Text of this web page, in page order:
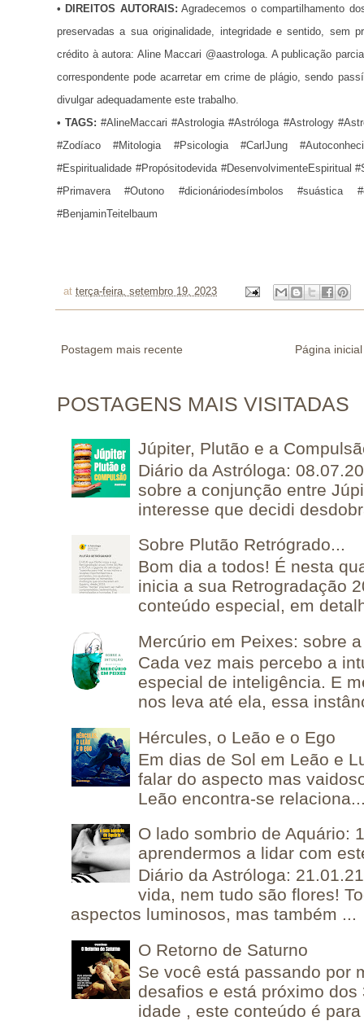
• DIREITOS AUTORAIS: Agradecemos o compartilhamento
preservadas a sua originalidade, integridade e sentido, sem
crédito à autora: Aline Maccari @aastrologa. A publicação
correspondente pode acarretar em crime de plágio, sendo
divulgar adequadamente este trabalho.
•TAGS: #AlineMaccari #Astrologia #Astróloga #Astrology
#Zodíaco #Mitologia #Psicologia #CarlJung
#Espiritualidade #Propósitodevida #DesenvolvimenteEspiritual
#Primavera #Outono #dicionáriodesímbolos #suástica
#BenjaminTeitelbaum
at terça-feira, setembro 19, 2023
Postagem mais recente Página inicial
POSTAGENS MAIS VISITADAS
Júpiter, Plutão e a
Diário da Astróloga:
sobre a conjunção entre
interesse que decidi
Sobre Plutão Retrógrado...
Bom dia a todos! É nesta
inicia a sua Retrogradação
conteúdo especial, em
Mercúrio em Peixes: sobre
Cada vez mais percebo a
especial de inteligência. E
nos leva até ela, essa
Hércules, o Leão e o Ego
Em dias de Sol em Leão e
falar do aspecto mas
Leão encontra-se
O lado sombrio de Aquário:
aprendermos a lidar com
Diário da Astróloga:
vida, nem tudo são flores!
aspectos luminosos, mas também ...
O Retorno de Saturno
Se você está passando por
desafios e está próximo
idade , este conteúdo é